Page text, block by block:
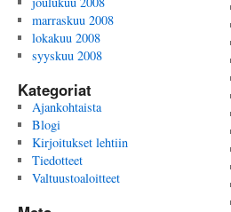
marraskuu 2008
lokakuu 2008
syyskuu 2008
Kategoriat
Ajankohtaista
Blogi
Kirjoitukset lehtiin
Tiedotteet
Valtuustoaloitteet